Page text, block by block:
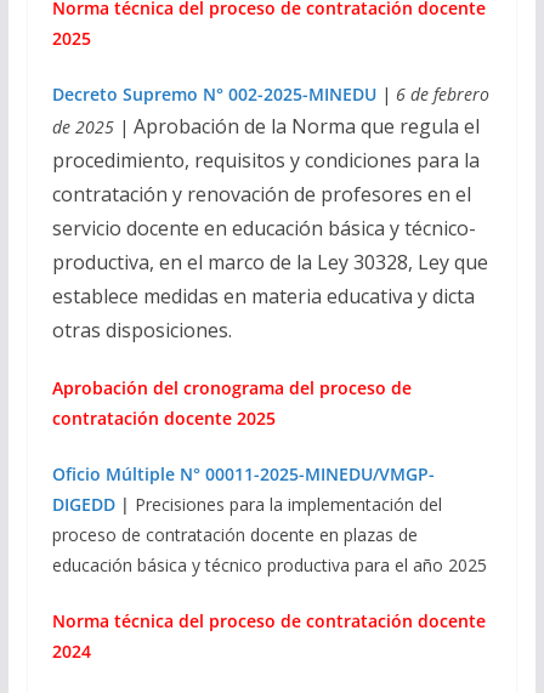
Norma técnica del proceso de contratación docente
2025
Decreto Supremo N° 002-2025-MINEDU| 6 de febrero
de 2025| Aprobación de la Norma que regula el
procedimiento, requisitos y condiciones para la
contratación y renovación de profesores en el
servicio docente en educación básica y técnico-
productiva, en el marco de la Ley 30328, Ley que
establece medidas en materia educativa y dicta
otras disposiciones.
Aprobación del cronograma del proceso de
contratación docente 2025
Oficio Múltiple N° 00011-2025-MINEDU/VMGP-
DIGEDD| Precisiones para la implementación del
proceso de contratación docente en plazas de
educación básica y técnico productiva para el año 2025
Norma técnica del proceso de contratación docente
2024